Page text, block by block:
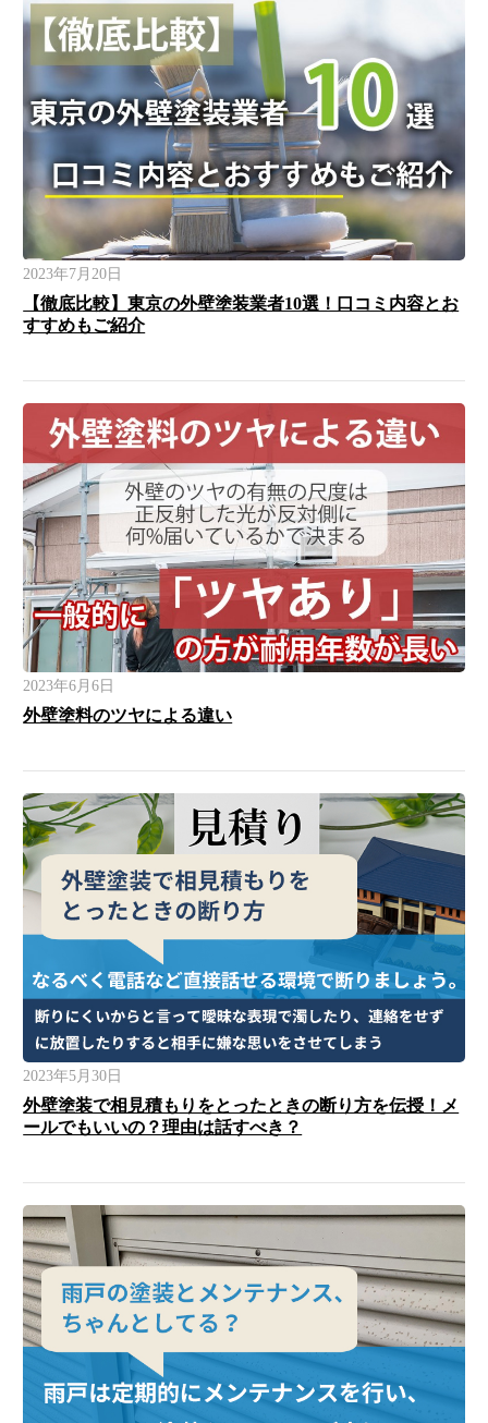
2023年7月20日
【徹底比較】東京の外壁塗装業者10選！口コミ内容とお
すすめもご紹介
2023年6月6日
外壁塗料のツヤによる違い
2023年5月30日
外壁塗装で相見積もりをとったときの断り方を伝授！メ
ールでもいいの？理由は話すべき？